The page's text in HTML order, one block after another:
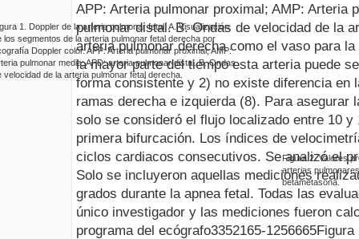
APP: Arteria pulmonar proximal; AMP: Arteria
pulmonar distal. B. Ondas de velocidad de la
1 Doppler de la arteria pulmonar fetal. A. Visualización
los segmentos de la arteria pulmonar fetal derecha por
Doppler color. APP: Arteria pulmonar proximal; AMP:
pulmonar media; APD: arteria pulmonar distal. B. Ondas
velocidad de la arteria pulmonar fetal derecha
arteria pulmonar derecha como el vaso para
la mayor parte del tiempo esta arteria puede
forma consistente y 2) no existe diferencia en
ramas derecha e izquierda (8). Para asegurar
solo se consideró el flujo localizado entre 10
primera bifurcación. Los índices de
ciclos cardiacos consecutivos. Se analizó el
Solo se incluyeron aquellas mediciones
grados durante la apnea fetal. Todas las
único investigador y las mediciones fueron
programa del ecógrafo3352165-1256665Figura
Figura 2. Valores
arterias
betametasona.